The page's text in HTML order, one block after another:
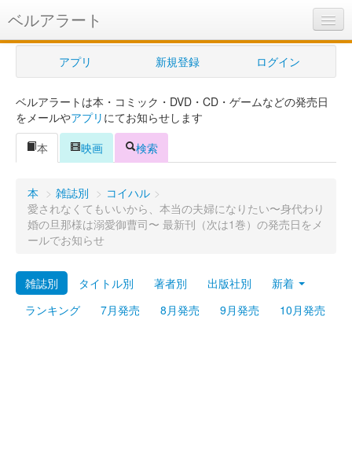
ベルアラート
ベルアラートとは
ヘルプ
新規登録
ログイン
購入管理
Myシェルフ
プレミアム
アプリ 新規登録 ログイン
ベルアラートは本・コミック・DVD・CD・ゲームなどの発売日
をメールやアプリ にてお知らせします
本
映画 検索
本 > 雑誌別 > コイハル >
愛されなくてもいいから、本当の夫婦になりたい〜身代わり
婚の旦那様は溺愛御曹司〜 最新刊（次は1巻）の発売日をメ
ールでお知らせ
雑誌別 タイトル別 著者別 出版社別
新着
ランキング
7月発売 8月発売 9月発売 10月発売